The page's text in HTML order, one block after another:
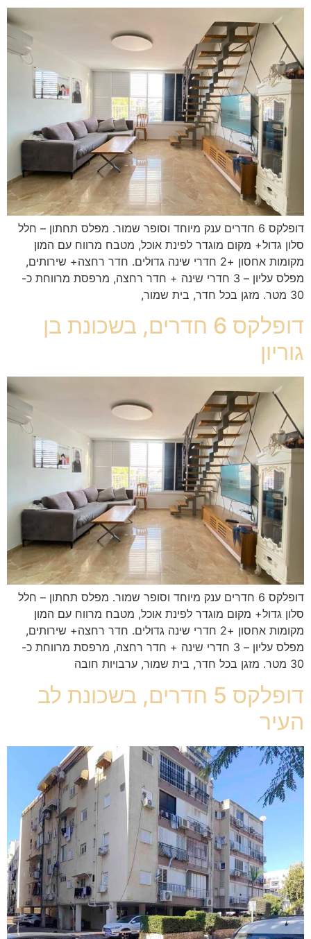
דופלקס 6 חדרים ענק מיוחד וסופר שמור. מפלס תחתון – חלל
סלון גדול+ מקום מוגדר לפינת אוכל, מטבח מרווח עם המון
מקומות אחסון +2 חדרי שינה גדולים. חדר רחצה+ שירותים,
מפלס עליון – 3 חדרי שינה + חדר רחצה, מרפסת מרווחת כ-
30 מטר. מזגן בכל חדר, בית שמור,
דופלקס 6 חדרים, בשכונת בן
גוריון
דופלקס 6 חדרים ענק מיוחד וסופר שמור. מפלס תחתון – חלל
סלון גדול+ מקום מוגדר לפינת אוכל, מטבח מרווח עם המון
מקומות אחסון +2 חדרי שינה גדולים. חדר רחצה+ שירותים,
מפלס עליון – 3 חדרי שינה + חדר רחצה, מרפסת מרווחת כ-
30 מטר. מזגן בכל חדר, בית שמור, ערבויות חובה
דופלקס 5 חדרים, בשכונת לב
העיר